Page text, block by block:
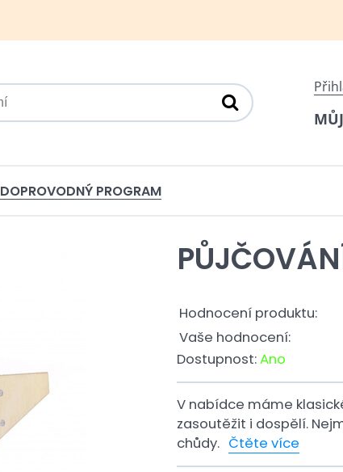
DOPROVODNÝ PROGRAM
Hodnocení produktu:
Vaše hodnocení:
Dostupnost:Ano
V nabídce máme
zasoutěžit i dospělí.
chůdy. Čtěte více